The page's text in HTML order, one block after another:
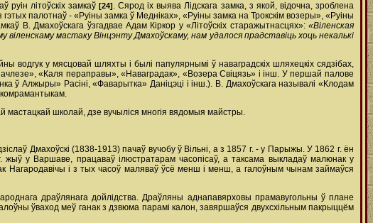
руін літоўскіх замкаў[24]. Сярод іх выява Лідскага замка, з якой, відочна, зроблена
гэтых палотнаў - «Руіны замка ў Медніках», «Руіны замка на Трокскім возеры», «Руіны
В. Дмахоўскага ўзгадвае Адам Кіркор у «Літоўскіх старажытнасцях»: «Віленская
мастаку Вінцэнту Дмахоўскаму, нам удалося прадставіць хоць некалькі
водгук у мясцовай шляхты і былі папулярнымі ў наваградскіх шляхецкіх сядзібах,
«Каля пераправы», «Наваградак», «Возера Свіцязь» і інш. У першай палове
ў Алжыры» Расіні, «Фаварытка» Даніцэці і інш.). В. Дмахоўскага называлі «Клодам
мастацкай школай, дзе вучыліся многія вядомыя майстры.
Дмахоўскі (1838-1913) пачаў вучобу ў Вільні, а з 1857 г. - у Парыжы. У 1862 г. ён
у Варшаве, працаваў ілюстратарам часопісаў, а таксама выкладаў малюнак у
Нагародавічы і з тых часоў маляваў ўсё менш і менш, а галоўным чынам займаўся
драўлянага дойлідства. Драўляны аднапавярховы прамавугольны ў плане
ўваход меў ганак з дзвюма парамі калон, завяршаўся двухсхільным пакрыццём